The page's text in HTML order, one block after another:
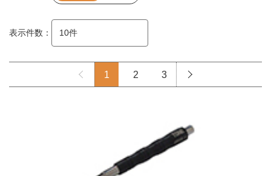
表示件数：
1 2 3